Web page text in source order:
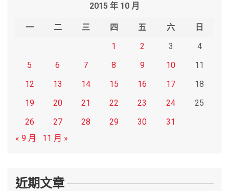
2015 年 10 月
一 二 三 四 五 六
日
1
2 3
4
5
6 7 8 9 10
11
12
13 14 15 16 17
18
19
20 21 22 23 24
25
26
27 28 29 30
31
« 9 月
11 月 »
近期文章